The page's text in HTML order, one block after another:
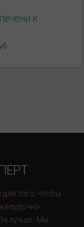
к
того, чтобы
лучше. Мы